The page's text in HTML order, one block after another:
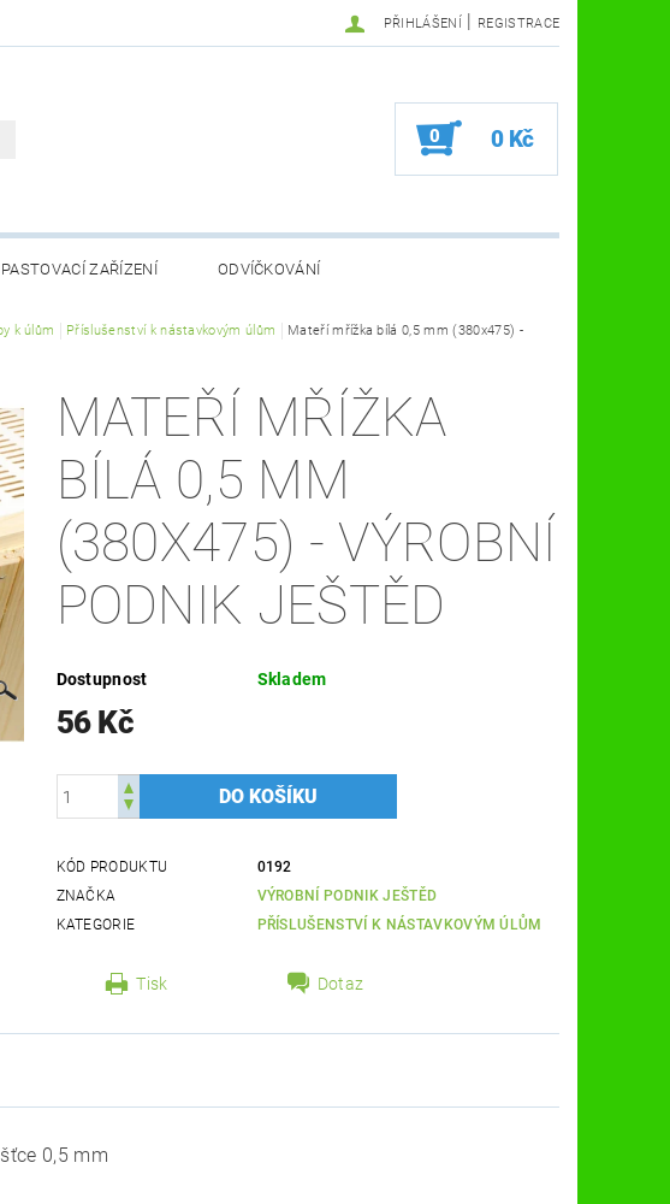
PŘIHLÁŠENÍ | REGISTRACE
0 0 Kč
PASTOVACÍ ZAŘÍZENÍ ODVÍČKOVÁNÍ
MEDY FÉROVA VČELÍ FARMA KOSMETIKA A ZDRAVÍ
CHOV MATEK VČELAŘSKÉ POMŮCKY
k úlům Příslušenství k nástavkovým úlům
Mateří mřížka bílá 0,5 mm (380x475) -
MATEŘÍ MŘÍŽKA
BÍLÁ 0,5 MM
(380X475) - VÝROBNÍ
PODNIK JEŠTĚD
Dostupnost Skladem
56 Kč
KÓD PRODUKTU
0192
ZNAČKA
VÝROBNÍ PODNIK JEŠTĚD
KATEGORIE
PŘÍSLUŠENSTVÍ K NÁSTAVKOVÝM ÚLŮM
Tisk Dotaz
0,5 mm